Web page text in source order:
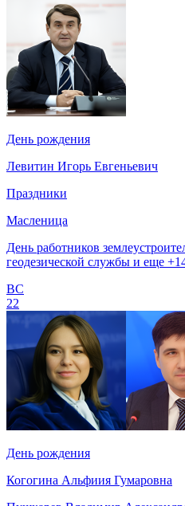
День рождения
Левитин Игорь Евгеньевич
Праздники
Масленица
День работников
геодезической службы и еще
ВС
22
День рождения
Когогина Альфиия Гумаровна